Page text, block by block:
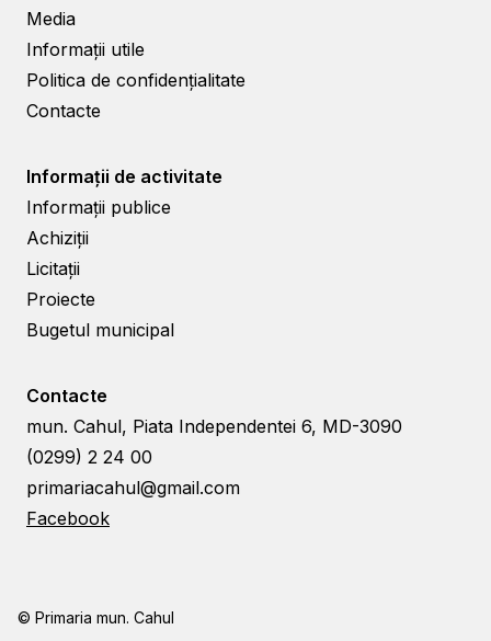
Media
Informații utile
Politica de confidențialitate
Contacte
Informații de activitate
Informații publice
Achiziții
Licitații
Proiecte
Bugetul municipal
Contacte
mun. Cahul, Piata Independentei 6, MD-3090
(0299) 2 24 00
primariacahul@gmail.com
Facebook
© Primaria mun. Cahul